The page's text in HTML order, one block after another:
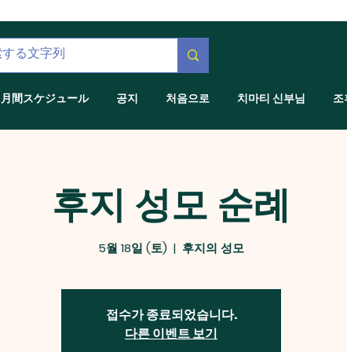
月間スケジュール 공지 처음으로 치마티 신부님 조
후지 성모 순례
5월 18일 (토)
  |
후지의 성모
접수가 종료되었습니다.
다른 이벤트 보기